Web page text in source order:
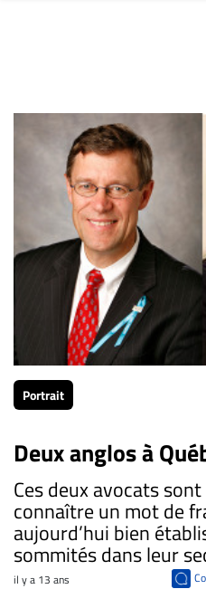
Portrait
Deux anglos à
Ces deux avocats
connaître un mot de
aujourd’hui bien
sommités dans leur
il y a 13 ans